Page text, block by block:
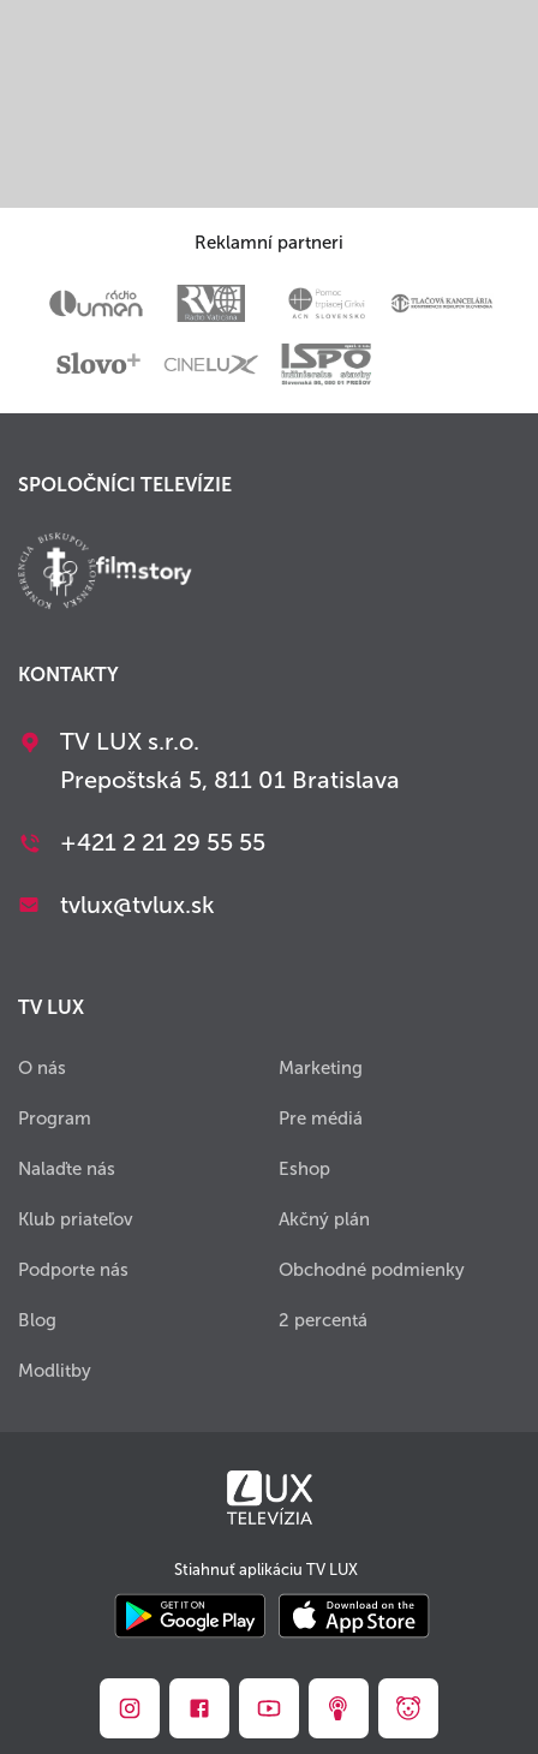
Reklamní partneri
SPOLOČNÍCI TELEVÍZIE
KONTAKTY
TV LUX s.r.o.
Prepoštská 5, 811 01 Bratislava
+421 2 21 29 55 55
tvlux@tvlux.sk
TV LUX
O nás
Program
Nalaďte nás
Klub priateľov
Podporte nás
Blog
Modlitby
Marketing
Pre médiá
Eshop
Akčný plán
Obchodné podmienky
2 percentá
Stiahnuť aplikáciu TV LUX